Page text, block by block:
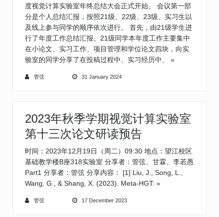
度视觉计算实验室年终总结大会正式开始。 会议第一部
分是个人总结汇报，按照21级、22级、23级、实习生以
及线上参与同学的顺序依次进行。 首先，由21级学生进
行了年度工作总结汇报。21级同学本年度工作主要集中
在小论文、实习工作、项目管理和学位论文四块，向实
验室的同学分享了在投稿过程中、实习经历中、 »
管弦 31 January 2024
2023年秋季学期视觉计算实验室
第十三次论文研读预告
时间：2023年12月19日（周二）09:30 地点：望江校区
基础教学楼B座318实验室 分享者：管弦、甘霖、李若愚
Part1 分享者：管弦 分享内容： [1] Liu, J., Song, L.,
Wang, G., & Shang, X. (2023). Meta-HGT: »
管弦 17 December 2023